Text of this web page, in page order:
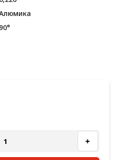
90°